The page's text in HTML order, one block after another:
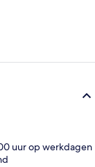
uur op werkdagen